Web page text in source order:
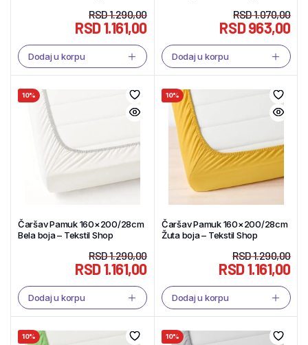
RSD1.290,00
RSD1.161,00
Dodaj u korpu
RSD1.070,00
RSD963,00
Dodaj u korpu
10%
Čaršav Pamuk 160×200/28cm
Bela boja – Tekstil Shop
RSD1.290,00
RSD1.161,00
Dodaj u korpu
10%
Čaršav Pamuk 160×200/28cm
Žuta boja – Tekstil Shop
RSD1.290,00
RSD1.161,00
Dodaj u korpu
10% 10%